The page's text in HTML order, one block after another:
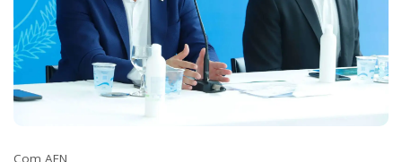
Com AEN